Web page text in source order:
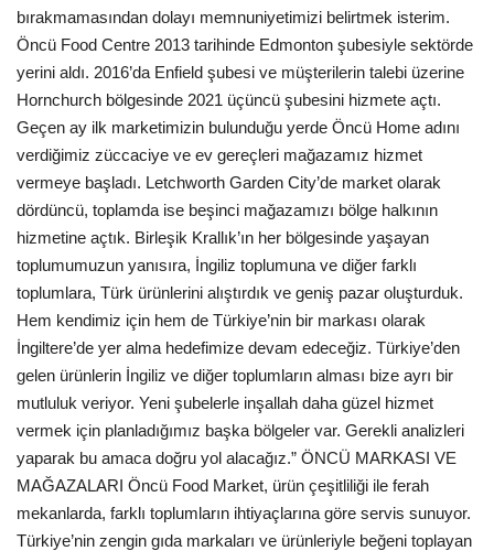
bırakmamasından dolayı memnuniyetimizi belirtmek isterim.
Öncü Food Centre 2013 tarihinde Edmonton şubesiyle sektörde
yerini aldı. 2016’da Enfield şubesi ve müşterilerin talebi üzerine
Hornchurch bölgesinde 2021 üçüncü şubesini hizmete açtı.
Geçen ay ilk marketimizin bulunduğu yerde Öncü Home adını
verdiğimiz züccaciye ve ev gereçleri mağazamız hizmet
vermeye başladı. Letchworth Garden City’de market olarak
dördüncü, toplamda ise beşinci mağazamızı bölge halkının
hizmetine açtık. Birleşik Krallık’ın her bölgesinde yaşayan
toplumumuzun yanısıra, İngiliz toplumuna ve diğer farklı
toplumlara, Türk ürünlerini alıştırdık ve geniş pazar oluşturduk.
Hem kendimiz için hem de Türkiye’nin bir markası olarak
İngiltere’de yer alma hedefimize devam edeceğiz. Türkiye’den
gelen ürünlerin İngiliz ve diğer toplumların alması bize ayrı bir
mutluluk veriyor. Yeni şubelerle inşallah daha güzel hizmet
vermek için planladığımız başka bölgeler var. Gerekli analizleri
yaparak bu amaca doğru yol alacağız.” ÖNCÜ MARKASI VE
MAĞAZALARI Öncü Food Market, ürün çeşitliliği ile ferah
mekanlarda, farklı toplumların ihtiyaçlarına göre servis sunuyor.
Türkiye’nin zengin gıda markaları ve ürünleriyle beğeni toplayan